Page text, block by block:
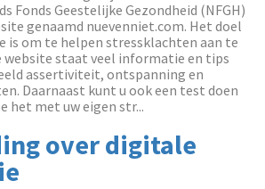
Fonds Geestelijke Gezondheid (NFGH)
genaamd nuevenniet.com. Het doel
is om te helpen stressklachten aan te
website staat veel informatie en tips
assertiviteit, ontspanning en
Daarnaast kunt u ook een test doen
het met uw eigen str...
over digitale